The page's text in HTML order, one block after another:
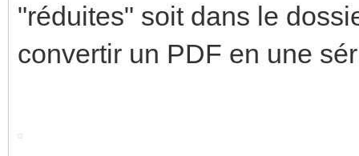
"réduites" soit dans le
convertir un PDF en une